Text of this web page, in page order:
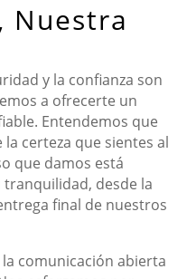
Nuestra
y la confianza son
a ofrecerte un
Entendemos que
certeza que sientes al
que damos está
desde la
final de nuestros
comunicación abierta